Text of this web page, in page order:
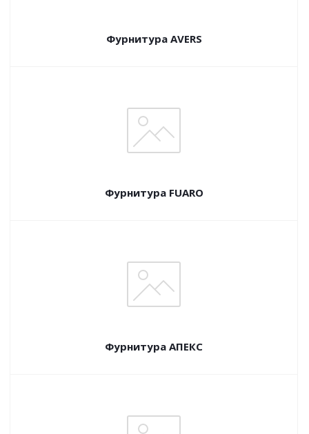
Фурнитура AVERS
Фурнитура FUARO
Фурнитура АПЕКС